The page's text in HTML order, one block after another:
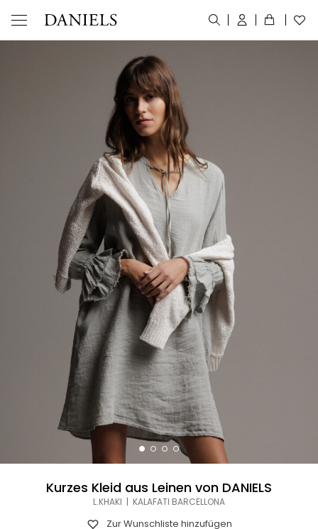
Kurzes Kleid aus Leinen von DANIELS
L.KHAKI | KALAFATI BARCELLONA
Zur Wunschliste hinzufügen